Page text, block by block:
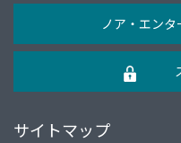
ノア・エン
サイトマップ